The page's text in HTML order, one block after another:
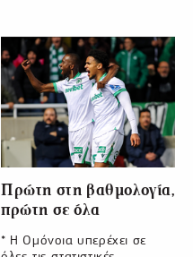
Πρώτη στη βαθμολογία,
πρώτη σε όλα
* Η Ομόνοια υπερέχει σε